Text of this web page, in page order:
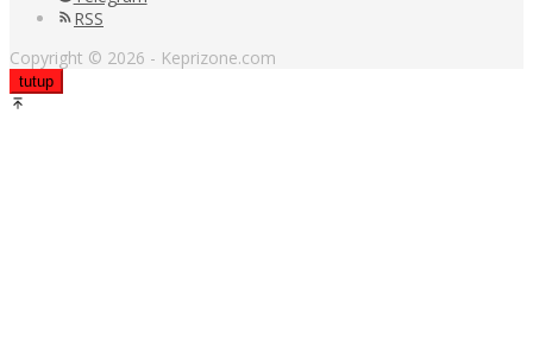
RSS
Copyright © 2026 - Keprizone.com
tutup